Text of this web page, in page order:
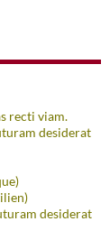
recti viam.
desiderat
desiderat